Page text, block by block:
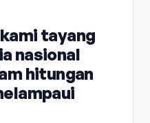
tayang
nasional
hitungan